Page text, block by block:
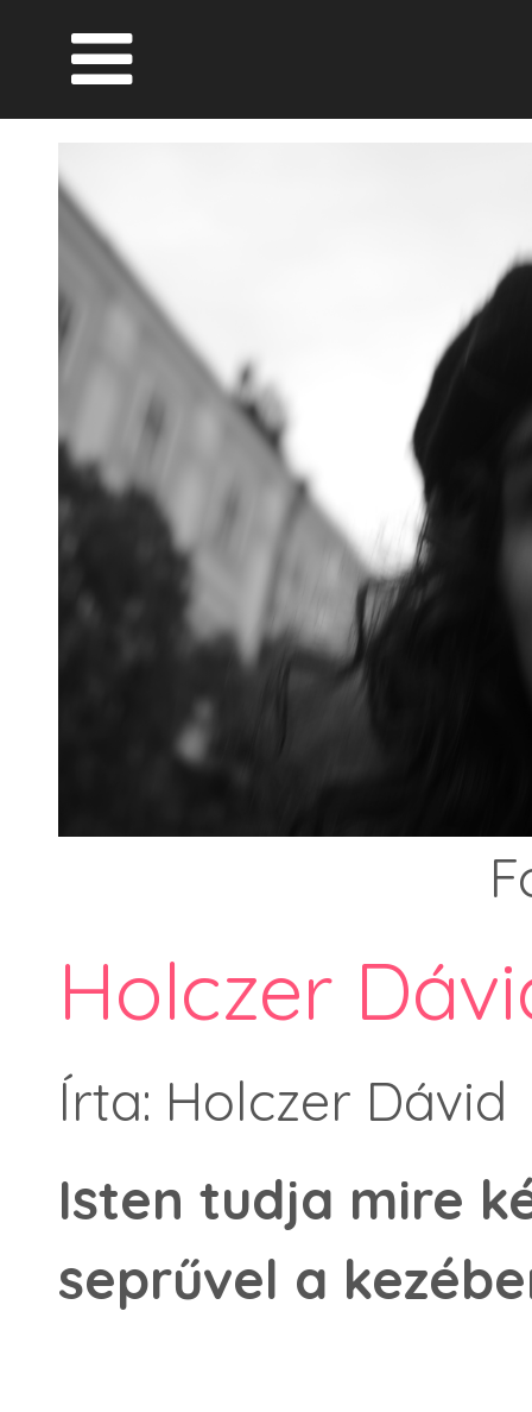
Holczer
Írta: Holczer Dávid
Isten tudja mire
seprűvel a